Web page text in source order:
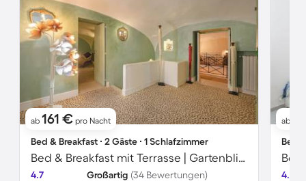
ab 161 € pro Nacht
Bed & Breakfast ∙ 2 Gäste ∙ 1 Schlafzimmer
Bed & Breakfast mit Terrasse | Gartenblick
4.7 Großartig (34 Bewertungen)
ab
Bed
4.7